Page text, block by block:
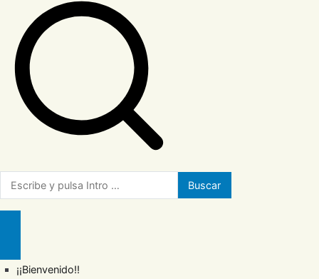
Buscar:
¡¡Bienvenido!!